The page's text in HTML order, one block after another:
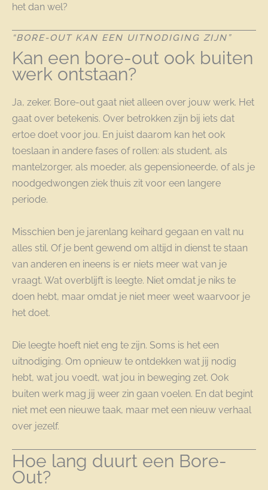
het dan wel?
“BORE-OUT KAN EEN UITNODIGING ZIJN”
Kan een bore-out ook buiten
werk ontstaan?
Ja, zeker. Bore-out gaat niet alleen over jouw werk. Het
gaat over betekenis. Over betrokken zijn bij iets dat
ertoe doet voor jou. En juist daarom kan het ook
toeslaan in andere fases of rollen: als student, als
mantelzorger, als moeder, als gepensioneerde, of als je
noodgedwongen ziek thuis zit voor een langere
periode.
Misschien ben je jarenlang keihard gegaan en valt nu
alles stil. Of je bent gewend om altijd in dienst te staan
van anderen en ineens is er niets meer wat van je
vraagt. Wat overblijft is leegte. Niet omdat je niks te
doen hebt, maar omdat je niet meer weet waarvoor je
het doet.
Die leegte hoeft niet eng te zijn. Soms is het een
uitnodiging. Om opnieuw te ontdekken wat jij nodig
hebt, wat jou voedt, wat jou in beweging zet. Ook
buiten werk mag jij weer zin gaan voelen. En dat begint
niet met een nieuwe taak, maar met een nieuw verhaal
over jezelf.
Hoe lang duurt een Bore-
Out?